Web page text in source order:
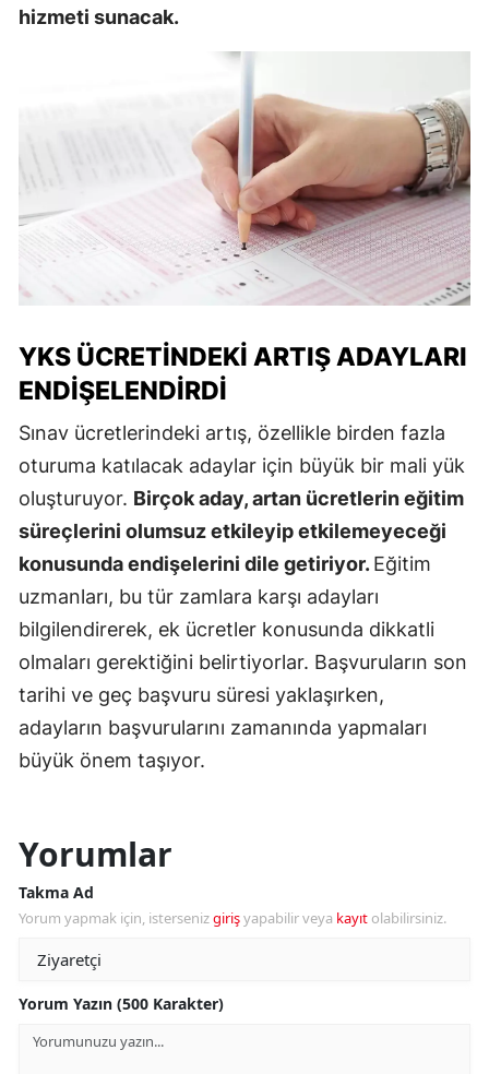
hizmeti sunacak.
YKS ÜCRETINDEKI ARTIŞ ADAYLARI
ENDIŞELENDIRDI
Sınav ücretlerindeki artış, özellikle birden fazla
oturuma katılacak adaylar için büyük bir mali yük
oluşturuyor. Birçok aday, artan ücretlerin eğitim
süreçlerini olumsuz etkileyip etkilemeyeceği
konusunda endişelerini dile getiriyor.Eğitim
uzmanları, bu tür zamlara karşı adayları
bilgilendirerek, ek ücretler konusunda dikkatli
olmaları gerektiğini belirtiyorlar. Başvuruların son
tarihi ve geç başvuru süresi yaklaşırken,
adayların başvurularını zamanında yapmaları
büyük önem taşıyor.
Yorumlar
Takma Ad
Yorum yapmak için, istersenizgirişyapabilir veya kayıt olabilirsiniz.
Yorum Yazın (500 Karakter)